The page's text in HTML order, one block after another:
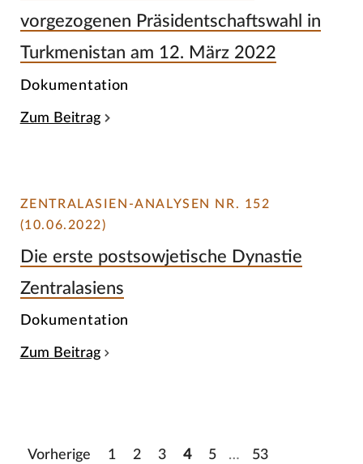
vorgezogenen Präsidentschaftswahl in
Turkmenistan am 12. März 2022
Dokumentation
Zum Beitrag
ZENTRALASIEN-ANALYSEN NR. 152
(10.06.2022)
Die erste postsowjetische Dynastie
Zentralasiens
Dokumentation
Zum Beitrag
Vorherige 1 2 3 4 5 …
53